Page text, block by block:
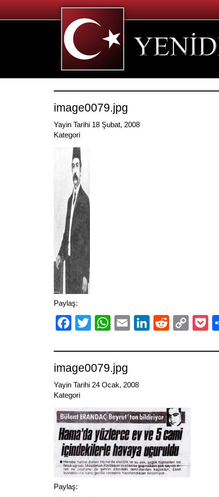
image0079.jpg
Yayin Tarihi 18 Şubat, 2008
Kategori
Paylaş:
Facebook
TwitterWhatsApp
EmailLinkedIn
Reddit
image0079.jpg
Yayin Tarihi 24 Ocak, 2008
Kategori
Paylaş: